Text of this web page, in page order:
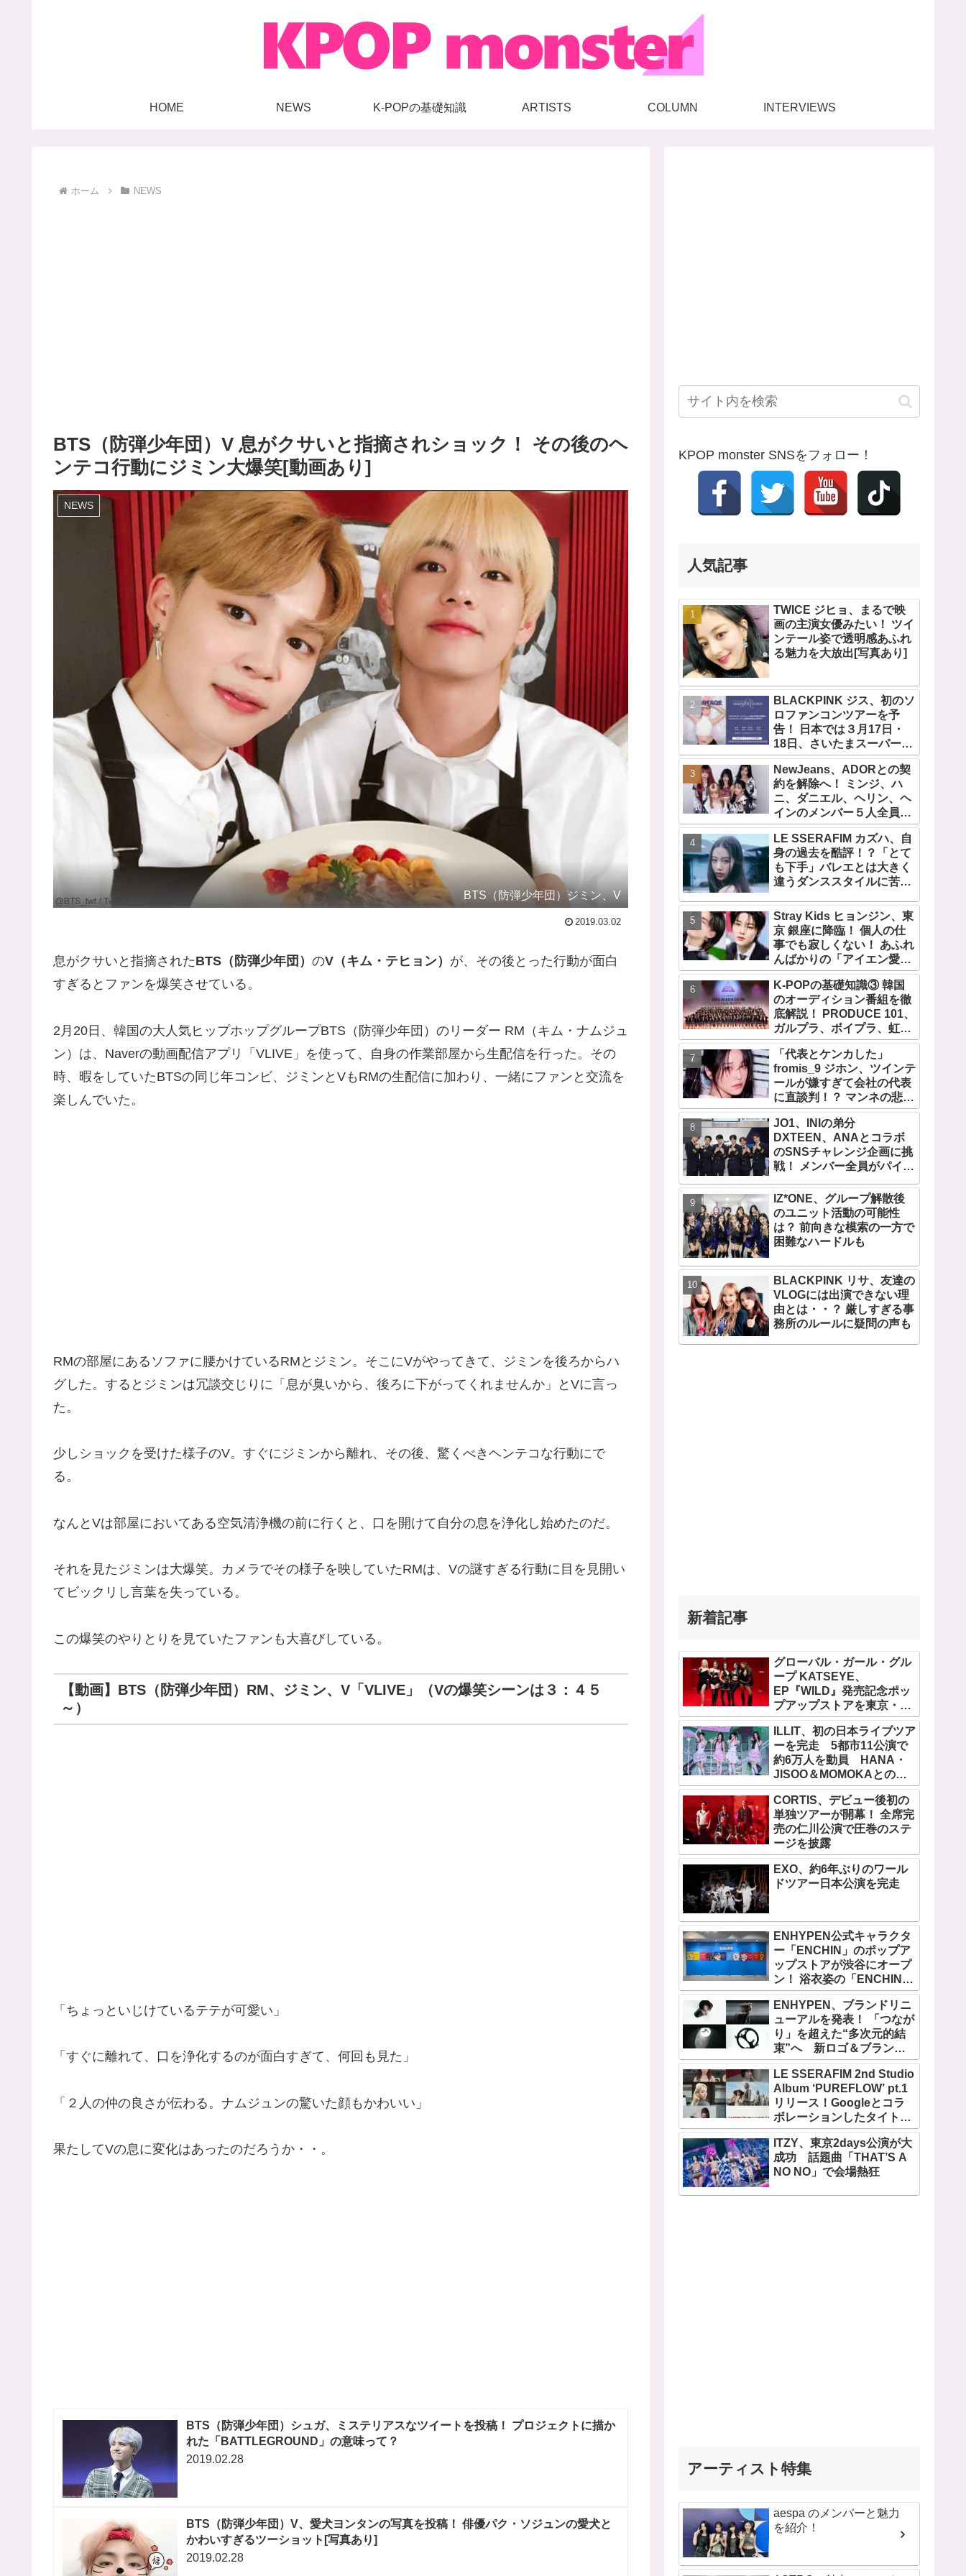
HOME NEWS K-POPの基礎知識 ARTISTS COLUMN INTERVIEWS
ホーム NEWS
BTS（防弾少年団）V 息がクサいと指摘されショック！ その後のヘ
ンテコ行動にジミン大爆笑[動画あり]
NEWS
BTS（防弾少年団）ジミン、V
2019.03.02
息がクサいと指摘されたBTS（防弾少年団） のV（キム・テヒョン） が、その後とった行動が面白
すぎるとファンを爆笑させている。
2月20日、韓国の大人気ヒップホップグループBTS（防弾少年団）のリーダー RM（キム・ナムジュ
ン）は、Naverの動画配信アプリ「VLIVE」を使って、自身の作業部屋から生配信を行った。その
時、暇をしていたBTSの同じ年コンビ、ジミンとVもRMの生配信に加わり、一緒にファンと交流を
楽しんでいた。
RMの部屋にあるソファに腰かけているRMとジミン。そこにVがやってきて、ジミンを後ろからハ
グした。するとジミンは冗談交じりに「息が臭いから、後ろに下がってくれませんか」とVに言っ
た。
少しショックを受けた様子のV。すぐにジミンから離れ、その後、驚くべきヘンテコな行動にで
る。
なんとVは部屋においてある空気清浄機の前に行くと、口を開けて自分の息を浄化し始めたのだ。
それを見たジミンは大爆笑。カメラでその様子を映していたRMは、Vの謎すぎる行動に目を見開い
てビックリし言葉を失っている。
この爆笑のやりとりを見ていたファンも大喜びしている。
【動画】BTS（防弾少年団）RM、ジミン、V「VLIVE」（Vの爆笑シーンは３：４５
～）
「ちょっといじけているテテが可愛い」
「すぐに離れて、口を浄化するのが面白すぎて、何回も見た」
「２人の仲の良さが伝わる。ナムジュンの驚いた顔もかわいい」
果たしてVの息に変化はあったのだろうか・・。
BTS（防弾少年団）シュガ、ミステリアスなツイートを投稿！ プロジェクトに描か
れた「BATTLEGROUND」の意味って？
2019.02.28
BTS（防弾少年団）V、愛犬ヨンタンの写真を投稿！ 俳優パク・ソジュンの愛犬と
かわいすぎるツーショット[写真あり]
2019.02.28
KPOP monster SNSをフォロー！
人気記事
TWICE ジヒョ、まるで映
画の主演女優みたい！ ツイ
ンテール姿で透明感あふれ
る魅力を大放出[写真あり]
BLACKPINK ジス、初のソ
ロファンコンツアーを予
告！ 日本では３月17日・
18日、さいたまスーパーア
リーナで開催決定！ コンセ
プトは“愛のカケラ”！？ 14
日には新アルバム
『AMORTAGE』もリリー
ス
NewJeans、ADORとの契
約を解除へ！ ミンジ、ハ
ニ、ダニエル、ヘリン、ヘ
インのメンバー５人全員で
緊急記者会見！
「NewJeans never
dies!」と微笑みの宣言！
ADOR側、2029年まで契約
有効と主張
LE SSERAFIM カズハ、自
身の過去を酷評！？「とて
も下手」バレエとは大きく
違うダンススタイルに苦
に努力を重ねる姿に称賛の
声続々
Stray Kids ヒョンジン、東
京 銀座に降臨！ 個人の仕
事でも寂しくない！ あふれ
んばかりの「アイエン愛」
が伝わる愛用品にほっこり
K-POPの基礎知識③ 韓国
のオーディション番組を徹
底解説！ PRODUCE 101、
ガルプラ、ボイプラ、虹プ
ロ・・ NiziUやKep1er、
ZEROBASEONEら人気グ
ループが続々と誕生！ JO1
やINI、ME:Iを生んだ日プま
で一挙紹介
「代表とケンカした」
fromis_9 ジホン、ツインテ
ールが嫌すぎて会社の代表
に直談判！？ マンネの悲し
い運命・・？ 衝撃のエピソ
ードに爆笑
JO1、INIの弟分
DXTEEN、ANAとコラボ
のSNSチャレンジ企画に挑
戦！ メンバー全員がパイロ
IZ*ONE、グループ解散後
のユニット活動の可能性
は？ 前向きな模索の一方で
困難なハードルも
BLACKPINK リサ、友達の
VLOGには出演できない理
由とは・・？ 厳しすぎる事
務所のルールに疑問の声も
新着記事
グローバル・ガール・グル
ープ KATSEYE、
EP『WILD』発売記念ポッ
プアップストアを東京・原
宿で開催 限定グッズも登
場ILLIT、初の日本ライブツア
ーを完走 5都市11公演で
約6万人を動員 HANA・
JISOO＆MOMOKAとのス
ペシャルコラボも実現
CORTIS、デビュー後初の
単独ツアーが開幕！ 全席完
売の仁川公演で圧巻のステ
ージを披露
EXO、約6年ぶりのワール
ドツアー日本公演を完走
ENHYPEN公式キャラクタ
ー「ENCHIN」のポップア
ップストアが渋谷にオープ
ン！ 浴衣姿の「ENCHIN」
が登場
ENHYPEN、ブランドリニ
ューアルを発表！ 「つなが
り」を超えた“多次元的結
束”へ 新ロゴ＆ブランド
フィルム公開
LE SSERAFIM 2nd Studio
Album ‘PUREFLOW’ pt.1
リリース！Googleとコラ
ボレーションしたタイトル
曲「BOOMPALA」MVも公
開
ITZY、東京2days公演が大
成功 話題曲「THAT’S A
NO NO」で会場熱狂
アーティスト特集
aespa のメンバーと魅力
を紹介！